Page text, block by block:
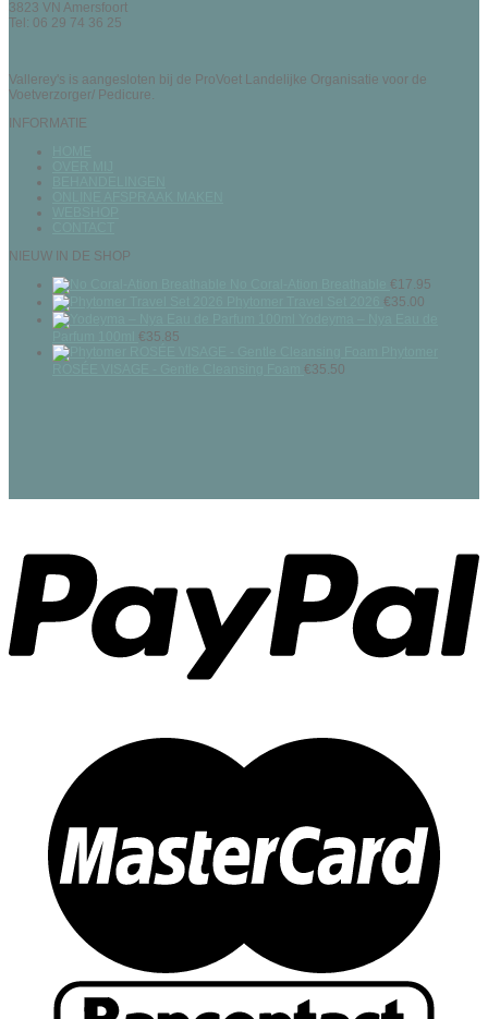
3823 VN Amersfoort
Tel: 06 29 74 36 25
Vallerey's is aangesloten bij de ProVoet Landelijke Organisatie voor de
Voetverzorger/ Pedicure.
INFORMATIE
NIEUW IN DE SHOP
€17.95
€35.00
€35.85
€35.50